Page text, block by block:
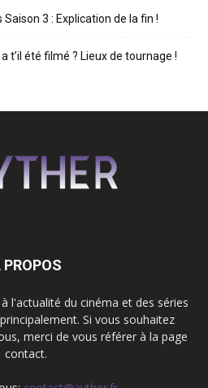
3 : Explication de la fin !
t’il été filmé ? Lieux de tournage !
PROPOS
l'actualité du cinéma et des séries
Si vous souhaitez
merci de vous référer à la page
contact.